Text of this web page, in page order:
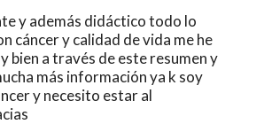
y además didáctico todo lo
cáncer y calidad de vida me he
bien a través de este resumen y
más información ya k soy
y necesito estar al